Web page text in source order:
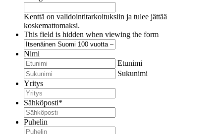
Kenttä on validointitarkoituksiin ja tulee jättää
koskemattomaksi.
This field is hidden when viewing the form
Nimi
Etunimi
Sukunimi
Yritys
Sähköposti*
Puhelin